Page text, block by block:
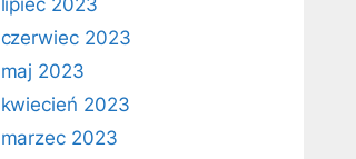
lipiec 2023
czerwiec 2023
maj 2023
kwiecień 2023
marzec 2023